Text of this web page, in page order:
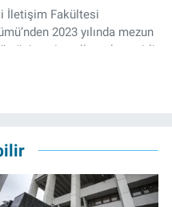
İletişim Fakültesi
2023 yılında mezun
üniversite yıllarında çeşitli
2023'te İzmir'de başlayan
editör olarak